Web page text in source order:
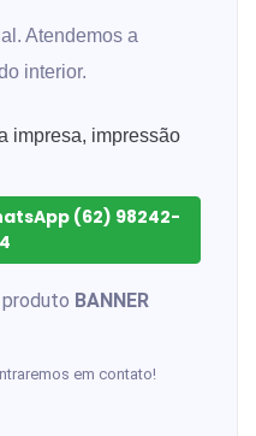
Atendemos a
interior.
impresa, impressão
(62) 98242-
produto BANNER
em contato!